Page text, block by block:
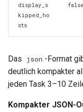
display_s
kipped_ho
sts
false
Das json -Format
deutlich kompakter
jeden Task 3–10
Kompakter JSON-